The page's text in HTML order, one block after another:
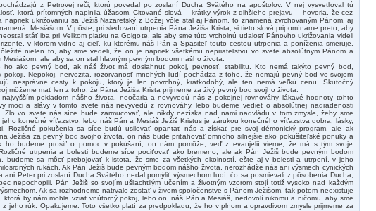
z Petrovej reči, ktorú povedal po zoslaní Ducha Svätého na apoštolov. V nej vysvetľoval tú
ktorá prítomných naplnila úžasom. Citované slová – krátky výrok z dlhšieho prejavu – hovoria, že cez
napriek ukrižovaniu sa Ježiš Nazaretský z Božej vôle stal aj Pánom, to znamená zvrchovaným Pánom, aj
Mesiášom. V pôste, pri sledovaní utrpenia Pána Ježiša Krista, si tieto slová pripomíname preto, aby
stáť iba pri Veľkom piatku na Golgote, ale aby sme túto vrcholnú udalosť Pánovho ukrižovania videli
v ktorom vidno aj cieľ, ku ktorému náš Pán a Spasiteľ touto cestou utrpenia a poníženia smeruje.
nielen to, aby sme vedeli, že on je napriek všetkému nepriateľstvu vo svete absolútnym Pánom a
Mesiášom, ale aby sa on stal hlavným pevným bodom nášho života.
ho ako pevný bod, ak náš život má dosiahnuť pokoj, pevnosť, stabilitu. Kto nemá takýto pevný bod,
pokoji. Nepokoj, nervozita, rozorvanosť mnohých ľudí pochádza z toho, že nemajú pevný bod vo svojom
nesprávne cesty k pokoju, ktorý je len povrchný, krátkodobý, ale ten nemá veľkú cenu. Skutočný
môžeme mať len z toho, že Pána Ježiša Krista prijmeme za živý pevný bod svojho života.
pokladom nášho života, neočaria a nevyvedú nás z pokojnej rovnováhy lákavé hodnoty tohto
moci a slávy v tomto svete nás nevyvedú z rovnováhy, lebo budeme vedieť o absolútnej nadradenosti
Zlo vo svete nás síce bude zarmucovať, ale nikdy nezíska nad nami nadvládu v tom zmysle, žeby sme
jeho konečné víťazstvo, lebo náš Pán a Mesiáš Ježiš Kristus je zárukou konečného víťazstva dobra, lásky,
Rozličné pokušenia sa síce budú usilovať opantať nás a získať pre svoj démonický program, ale ak
Ježiša za pevný bod svojho života, on nás bude priťahovať omnoho silnejšie ako pokušiteľské ponuky a
ho budeme prosiť o pomoc v pokúšaní, on nám pomôže, veď z evanjelií vieme, že má s tým svoje
utrpenia a bolesti budeme síce pociťovať ako bremeno, ale ak Pán Ježiš bude pevným bodom
budeme sa môcť prebojovať k istota, že sme za všetkých okolností, ešte aj v bolesti a utrpení, v jeho
rukách. Ak Pán Ježiš bude pevným bodom nášho života, nerozhádže nás ani výsmech cynických
ani Peter pri zoslaní Ducha Svätého nedal pomýliť výsmechom ľudí, čo sa posmievali z pôsobenia Ducha,
nepochopili. Pán Ježiš so svojím ušľachtilým učením a životným vzorom stojí totiž vysoko nad každým
Ak sa rozhodneme natrvalo zostať v živom spoločenstve s Pánom Ježišom, tak potom neexistuje
ktorá by nám mohla vziať vnútorný pokoj, lebo on, náš Pán a Mesiáš, nedovolí nikomu a ničomu, aby sme
z jeho rúk. Opakujeme: Toto všetko platí za predpokladu, že ho v plnom a opravdivom zmysle prijmeme za